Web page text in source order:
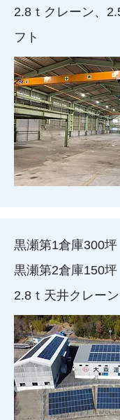
2.8ｔクレーン、
フト
黒瀬第1倉庫300
黒瀬第2倉庫150
2.8ｔ天井クレーン